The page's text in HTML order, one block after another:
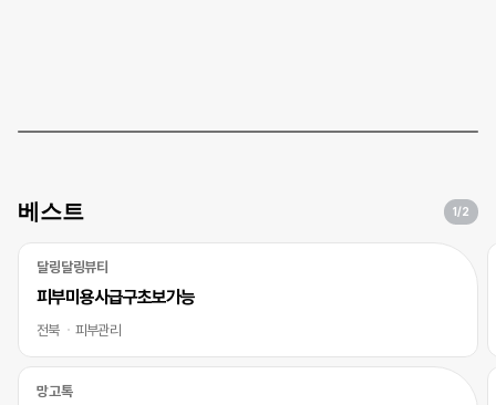
베스트 1/2
달링달링뷰티
피부미용사급구초보가능
전북 피부관리
망고톡